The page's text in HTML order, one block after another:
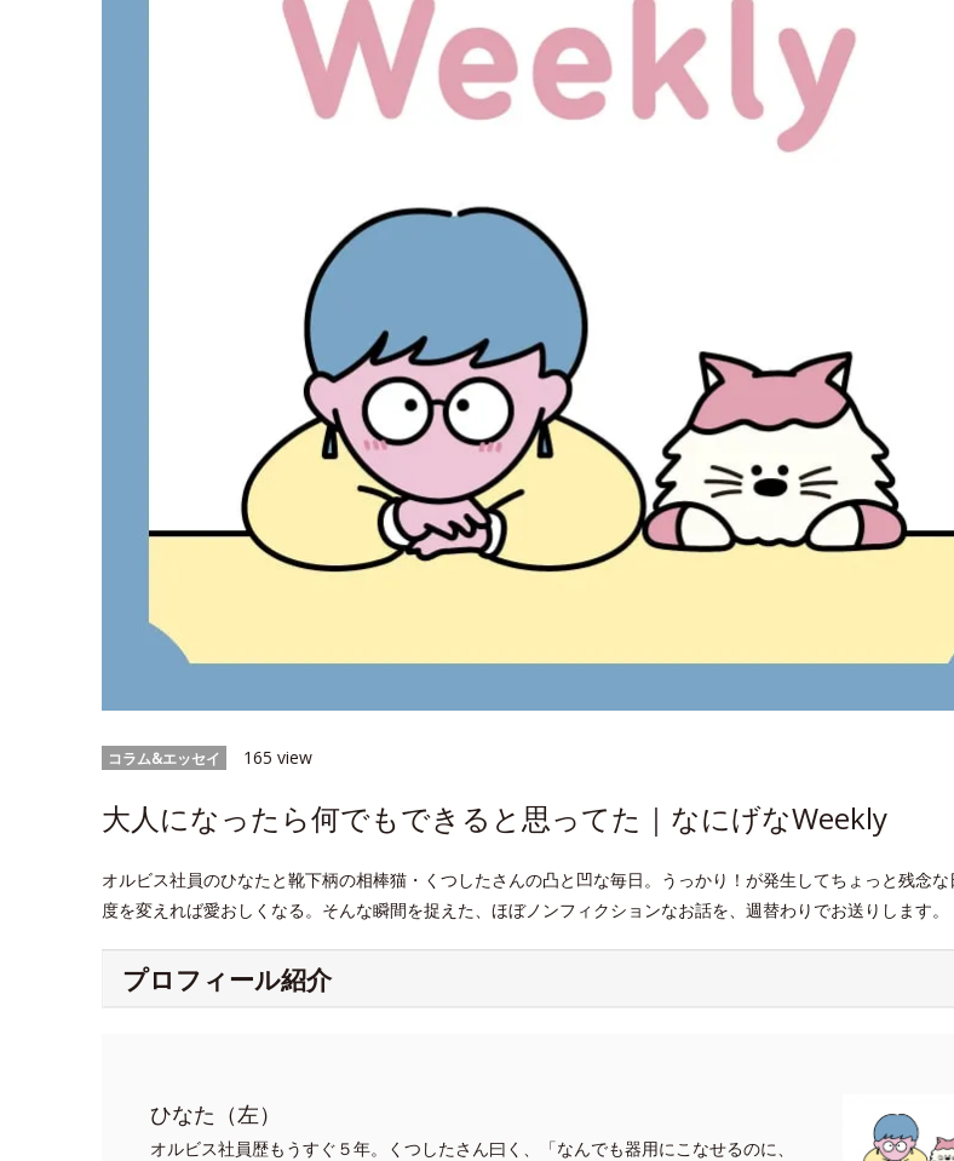
コラム&エッセイ 165 view
大人になったら何でもできると思ってた｜なにげなWeekly
オルビス社員のひなたと靴下柄の相棒猫・くつしたさんの凸と凹な毎日。うっかり！が発生してちょっと残念な
度を変えれば愛おしくなる。そんな瞬間を捉えた、ほぼノンフィクションなお話を、週替わりでお送りします。
プロフィール紹介
ひなた（左）
オルビス社員歴もうすぐ５年。くつしたさん曰く、「なんでも器用にこなせるのに、